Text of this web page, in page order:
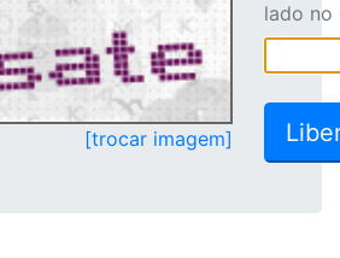
[trocar imagem]
lado no